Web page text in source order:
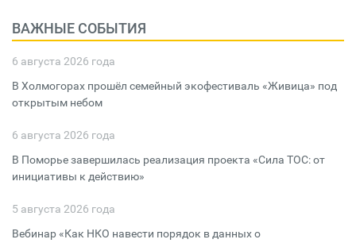
ВАЖНЫЕ СОБЫТИЯ
6 августа 2026 года
В Холмогорах прошёл семейный экофестиваль «Живица» под
открытым небом
6 августа 2026 года
В Поморье завершилась реализация проекта «Сила ТОС: от
инициативы к действию»
5 августа 2026 года
Вебинар «Как НКО навести порядок в данных о